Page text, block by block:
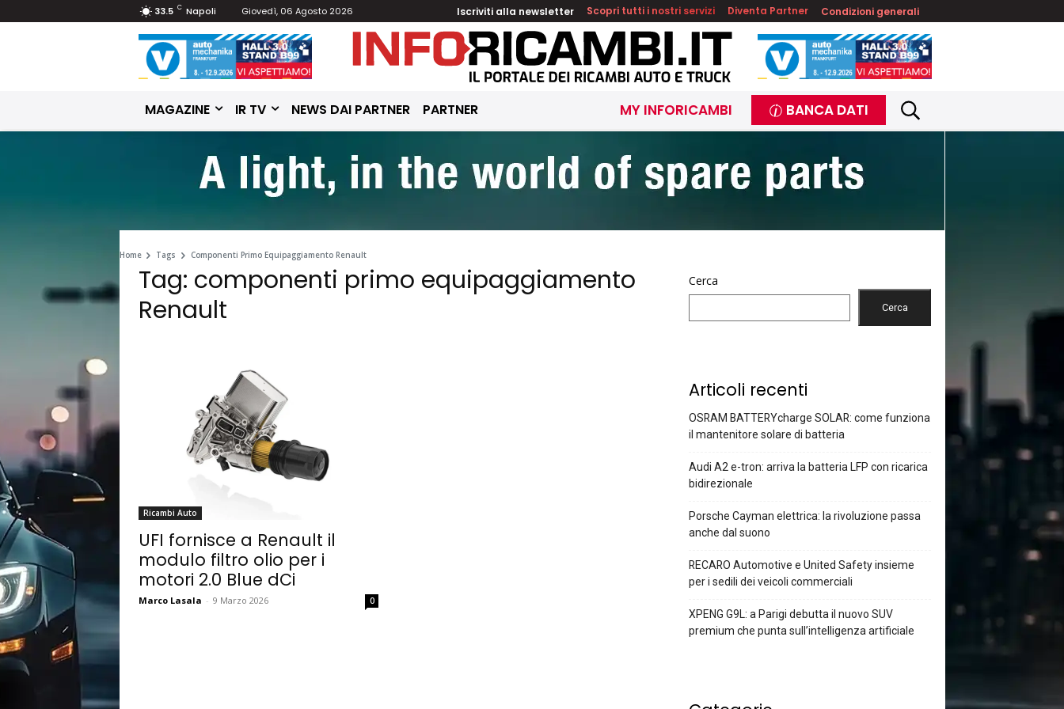
33.5 C Napoli Giovedì, 06 Agosto 2026 Iscriviti alla newsletter Scopri tutti i nostri servizi Diventa Partner Condizioni generali
MAGAZINE IR TV NEWS DAI PARTNER PARTNER MY INFORICAMBI BANCA DATI
Home Tags Componenti Primo Equipaggiamento Renault
Tag: componenti primo equipaggiamento
Renault
Ricambi Auto
UFI fornisce a Renault il
modulo filtro olio per i
motori 2.0 Blue dCi
Marco Lasala - 9 Marzo 2026 0
Cerca
Cerca
Articoli recenti
OSRAM BATTERYcharge SOLAR: come funziona
il mantenitore solare di batteria
Audi A2 e-tron: arriva la batteria LFP con ricarica
bidirezionale
Porsche Cayman elettrica: la rivoluzione passa
anche dal suono
RECARO Automotive e United Safety insieme
per i sedili dei veicoli commerciali
XPENG G9L: a Parigi debutta il nuovo SUV
premium che punta sull’intelligenza artificiale